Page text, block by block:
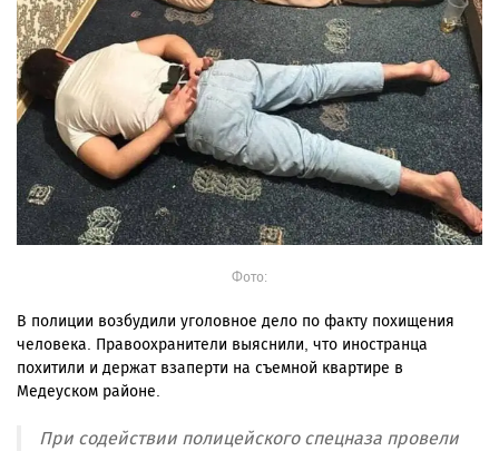
Фото:
В полиции возбудили уголовное дело по факту похищения
человека. Правоохранители выяснили, что иностранца
похитили и держат взаперти на съемной квартире в
Медеуском районе.
При содействии полицейского спецназа провели